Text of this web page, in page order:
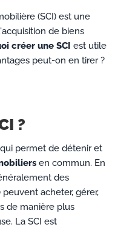
(SCI) est une
de biens
créer une SCI est utile
peut-on en tirer ?
?
permet de détenir et
en commun. En
des
peuvent acheter, gérer,
de manière plus
La SCI est